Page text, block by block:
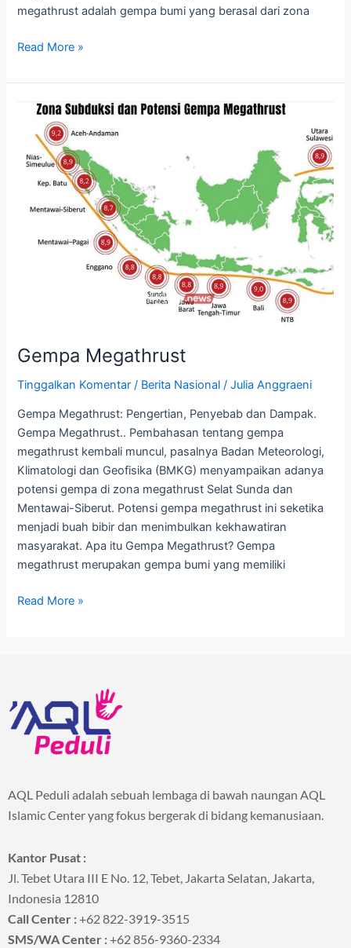
megathrust adalah gempa bumi yang berasal dari zona
Read More »
Gempa Megathrust
Tinggalkan Komentar / Berita Nasional /Julia Anggraeni
Gempa Megathrust: Pengertian, Penyebab dan Dampak.
Gempa Megathrust.. Pembahasan tentang gempa
megathrust kembali muncul, pasalnya Badan Meteorologi,
Klimatologi dan Geofisika (BMKG) menyampaikan adanya
potensi gempa di zona megathrust Selat Sunda dan
Mentawai-Siberut. Potensi gempa megathrust ini seketika
menjadi buah bibir dan menimbulkan kekhawatiran
masyarakat. Apa itu Gempa Megathrust? Gempa
megathrust merupakan gempa bumi yang memiliki
Gempa
Megathrust
Read More »
AQL Peduli adalah sebuah lembaga di bawah naungan AQL
Islamic Center yang fokus bergerak di bidang kemanusiaan.
Kantor Pusat :
Jl. Tebet Utara III E No. 12, Tebet, Jakarta Selatan, Jakarta,
Indonesia 12810
Call Center :+62 822-3919-3515
SMS/WA Center :+62 856-9360-2334